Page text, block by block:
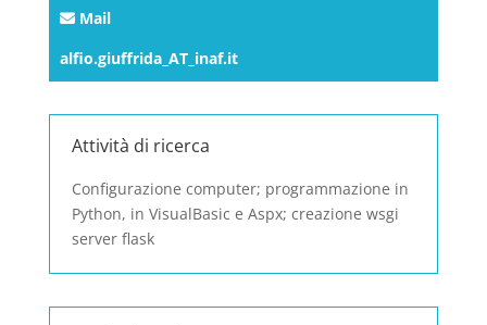
Mail
alfio.giuffrida_AT_inaf.it
Attività di ricerca
Configurazione computer; programmazione in
Python, in VisualBasic e Aspx; creazione wsgi
server flask